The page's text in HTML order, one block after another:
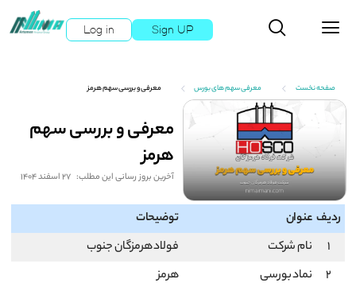
Log in Sign UP
صفحه نخست معرفی سهم های بورس معرفی و بررسی سهم هرمز
معرفی و بررسی سهم
هرمز
آخرین بروز رسانی این مطلب: 27 اسفند 1404
ردیف عنوان
توضیحات
1
نام شرکت
فولاد هرمزگان جنوب
2
نماد بورسی
هرمز